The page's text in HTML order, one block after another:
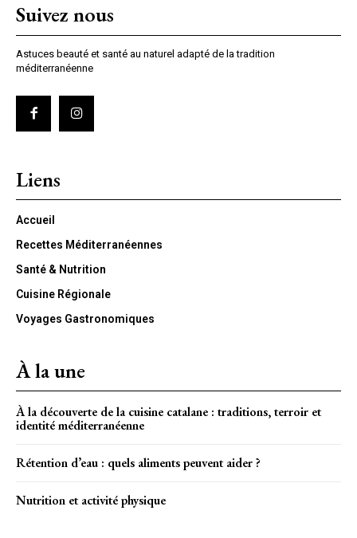
Suivez nous
Astuces beauté et santé au naturel adapté de la tradition
méditerranéenne
Liens
Accueil
Recettes Méditerranéennes
Santé & Nutrition
Cuisine Régionale
Voyages Gastronomiques
À la une
À la découverte de la cuisine catalane : traditions, terroir et
identité méditerranéenne
Rétention d’eau : quels aliments peuvent aider ?
Nutrition et activité physique